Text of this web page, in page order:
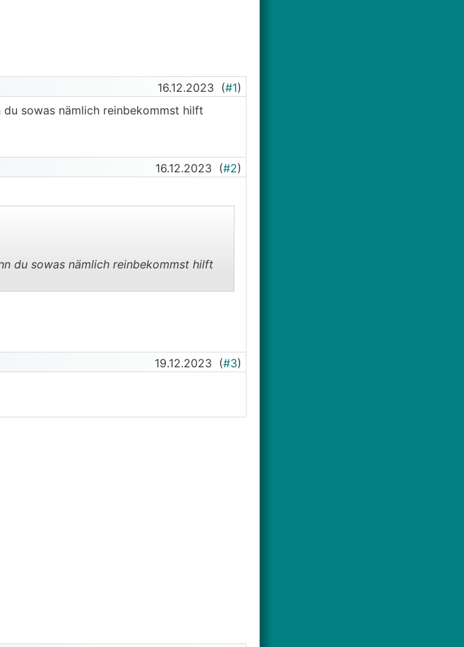
16.12.2023 (#1)
sowas nämlich reinbekommst hilft
16.12.2023 (#2)
du sowas nämlich reinbekommst hilft
19.12.2023 (#3)